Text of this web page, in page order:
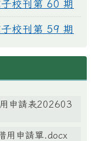
校刊第 60 期
校刊第 59 期
申請表202603
用申請單.docx